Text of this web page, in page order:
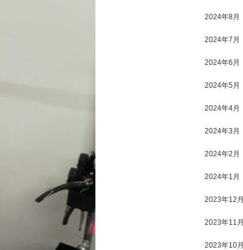
2024年8月
2024年7月
2024年6月
2024年5月
2024年4月
2024年3月
2024年2月
2024年1月
2023年12月
2023年11月
2023年10月